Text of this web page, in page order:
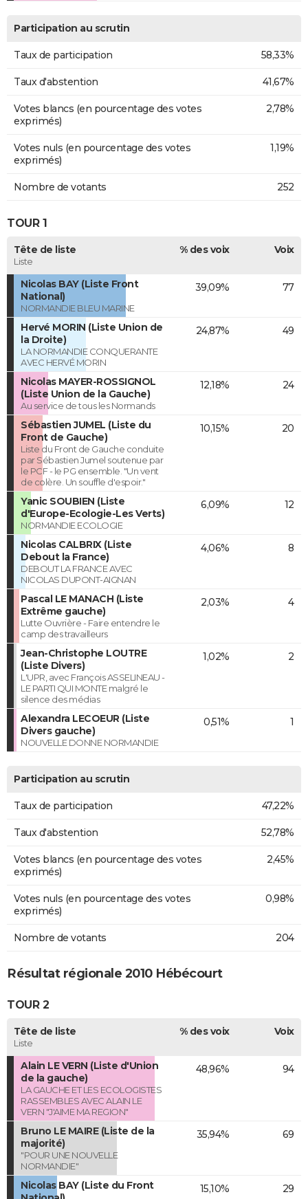
Participation au scrutin
Taux de participation 58,33%
Taux d'abstention 41,67%
Votes blancs (en pourcentage des votes
exprimés)
2,78%
Votes nuls (en pourcentage des votes
exprimés)
1,19%
Nombre de votants 252
TOUR 1
Tête de liste
Liste
% des voix Voix
Nicolas BAY (Liste Front
National)
NORMANDIE BLEU MARINE
39,09% 77
Hervé MORIN (Liste Union de
la Droite)
LA NORMANDIE CONQUERANTE
AVEC HERVÉ MORIN
24,87% 49
Nicolas MAYER-ROSSIGNOL
(Liste Union de la Gauche)
Au service de tous les Normands
12,18% 24
Sébastien JUMEL (Liste du
Front de Gauche)
Liste du Front de Gauche conduite
par Sébastien Jumel soutenue par
le PCF - le PG ensemble. "Un vent
de colère. Un souffle d'espoir."
10,15% 20
Yanic SOUBIEN (Liste
d'Europe-Ecologie-Les Verts)
NORMANDIE ECOLOGIE
6,09% 12
Nicolas CALBRIX (Liste
Debout la France)
DEBOUT LA FRANCE AVEC
NICOLAS DUPONT-AIGNAN
4,06% 8
Pascal LE MANACH (Liste
Extrême gauche)
Lutte Ouvrière - Faire entendre le
camp des travailleurs
2,03% 4
Jean-Christophe LOUTRE
(Liste Divers)
L'UPR, avec François ASSELINEAU -
LE PARTI QUI MONTE malgré le
silence des médias
1,02% 2
Alexandra LECOEUR (Liste
Divers gauche)
NOUVELLE DONNE NORMANDIE
0,51% 1
Participation au scrutin
Taux de participation 47,22%
Taux d'abstention 52,78%
Votes blancs (en pourcentage des votes
exprimés)
2,45%
Votes nuls (en pourcentage des votes
exprimés)
0,98%
Nombre de votants 204
Résultat régionale 2010 Hébécourt
TOUR 2
Tête de liste
Liste
% des voix Voix
Alain LE VERN (Liste d'Union
de la gauche)
LA GAUCHE ET LES ECOLOGISTES
RASSEMBLES AVEC ALAIN LE
VERN "J'AIME MA REGION"
48,96% 94
Bruno LE MAIRE (Liste de la
majorité)
"POUR UNE NOUVELLE
NORMANDIE"
35,94% 69
Nicolas BAY (Liste du Front
15,10% 29